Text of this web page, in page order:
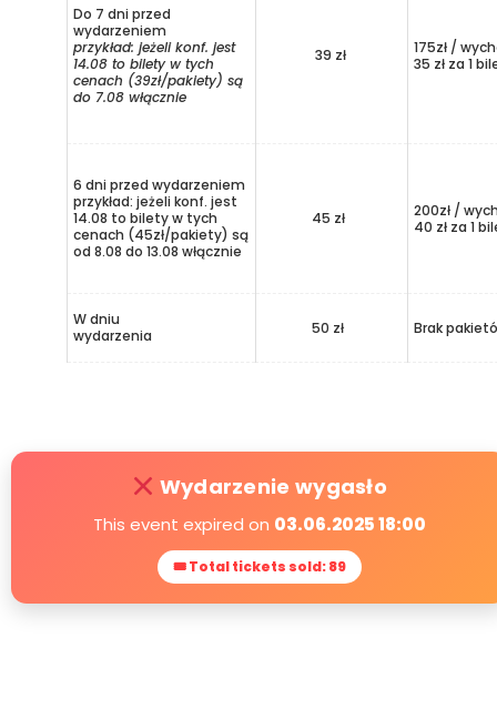
Do 7 dni przed
wydarzeniem
przykład: jeżeli konf. jest
14.08 to bilety w tych
cenach (39zł/pakiety) są
do 7.08 włącznie
39 zł
175zł /
35 zł za 1
6 dni przed wydarzeniem
przykład: jeżeli konf. jest
14.08 to bilety w tych
cenach (45zł/pakiety) są
od 8.08 do 13.08 włącznie
45 zł
200zł /
40 zł za 1
W dniu
wydarzenia
50 zł Brak
Wydarzenie wygasło
This event expired on 03.06.2025 18:00
🎟 Total tickets sold: 89